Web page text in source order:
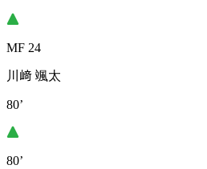
MF 24
川﨑 颯太
80’
80’